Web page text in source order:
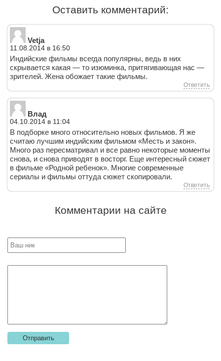
Оставить комментарий:
Vetja
11.08.2014 в 16:50
Индийские фильмы всегда популярны, ведь в них
скрывается какая — то изюминка, притягивающая нас —
зрителей. Жена обожает такие фильмы.
Ответить
Влад
04.10.2014 в 11:04
В подборке много относительно новых фильмов. Я же
считаю лучшим индийским фильмом «Месть и закон».
Много раз пересматривал и все равно некоторые моменты
снова, и снова приводят в восторг. Еще интересный сюжет
в фильме «Родной ребенок». Многие современные
сериалы и фильмы оттуда сюжет скопировали.
Ответить
Комментарии на сайте